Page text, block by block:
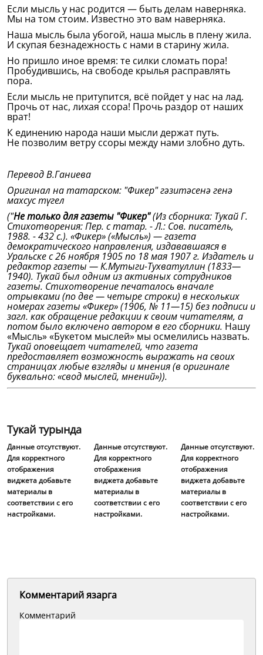
Если мысль у нас родится — быть делам наверняка.
Мы на том стоим. Известно это вам наверняка.
Наша мысль была убогой, наша мысль в плену жила.
И скупая безнадежность с нами в старину жила.
Но пришло иное время: те силки сломать пора!
Пробудившись, на свободе крылья расправлять
пора.
Если мысль не притупится, всё пойдет у нас на лад.
Прочь от нас, лихая ссора! Прочь раздор от наших
врат!
К единению народа наши мысли держат путь.
Не позволим ветру ссоры между нами злобно дуть.
Перевод В.Ганиева
Оригинал на татарском: "Фикер" гәзитәсенә генә
махсус түгел
("Не только для газеты "Фикер"(Из сборника: Тукай Г.
Стихотворения: Пер. с татар. - Л.: Сов. писатель,
1988. - 432 с.). «Фикер» («Мысль») — газета
демократического направления, издававшаяся в
Уральске с 26 ноября 1905 по 18 мая 1907 г. Издатель и
редактор газеты — К.Мутыги-Тухватуллин (1833—
1940). Тукай был одним из активных сотрудников
газеты. Стихотворение печаталось вначале
отрывками (по две — четыре строки) в нескольких
номерах газеты «Фикер» (1906, № 11—15) без подписи и
загл. как обращение редакции к своим читателям, а
потом было включено автором в его сборники. Нашу
«Мысль» «Букетом мыслей» мы осмелились назвать.
Тукай оповещает читателей, что газета
предоставляет возможность выражать на своих
страницах любые взгляды и мнения (в оригинале
буквально: «свод мыслей, мнений»)).
Тукай турында
Данные отсутствуют.
Для корректного
отображения
виджета добавьте
материалы в
соответствии с его
настройками.
Данные отсутствуют.
Для корректного
отображения
виджета добавьте
материалы в
соответствии с его
настройками.
Данные отсутствуют.
Для корректного
отображения
виджета добавьте
материалы в
соответствии с его
настройками.
Комментарий язарга
Комментарий